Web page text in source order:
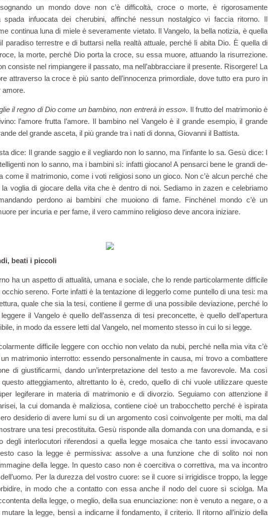
un mondo dove non c’è difficoltà, croce o morte, è rigorosamente
spada infuocata dei cherubini, affinché nessun nostalgico vi faccia ritorno. Il
continua luna di miele è severamente vietato. Il Vangelo, la bella notizia, è quella
paradiso terrestre e di buttarsi nella realtà attuale, perché lì abita Dio. È quella di
la morte, perché Dio porta la croce, su essa muore, attuando la risurrezione.
consiste nel rimpiangere il passato, ma nell’abbracciare il presente. Risorgere! La
at­traverso la croce è più santo dell’innocenza primordiale, dove tutto era puro in
amore.
il regno di Dio come un bambino, non entrerà in esso». Il frutto del matrimonio è
l’amore frutta l’amore. Il bambino nel Vangelo è il grande esempio, il grande
del grande asceta, il più grande tra i nati di donna, Giovanni il Battista.
dice: Il grande saggio e il vegliardo non lo sanno, ma l’infante lo sa. Gesù dice: I
non lo sanno, ma i bambini sì: infatti giocano! A pensarci bene le grandi de­
come il matrimonio, come i voti religiosi sono un gioco. Non c’è alcun perché che
voglia di giocare della vita che è dentro di noi. Sediamo in zazen e celebriamo
perdono ai bambini che muoiono di fame. Finchénel mondo c’è un
per incuria e per fame, il vero cammino religioso deve ancora iniziare.
beati i piccoli
ha un aspetto di attualità, umana e sociale, che lo rende particolarmente difficile
sereno. Forte infatti è la tentazione di leggerlo come puntello di una tesi: ma
quale che sia la tesi, contiene il germe di una possibile deviazione, perché lo
il Vangelo è quello dell’assenza di tesi preconcette, è quello dell’apertura
in modo da essere letti dal Vangelo, nel momento stesso in cui lo si legge.
difficile leggere con occhio non velato da nubi, perché nella mia vita c’è
un matrimonio in­terrotto: essendo personalmente in causa, mi trovo a combattere
di giustificarmi, dando un’interpretazione del testo a me favorevole. Ma così
atteggiamento, altret­tanto lo è, credo, quello di chi vuole utilizzare queste
legiferare in materia di matrimonio e di divorzio. Seguiamo con attenzione il
la cui domanda è maliziosa, con­tiene cioè un trabocchetto perché è ispirata
desi­derio di avere lumi su di un argomento così coinvolgente per molti, ma dal
una tesi precostituita. Gesù risponde alla domanda con una domanda, e si
degli interlocu­tori riferendosi a quella legge mosaica che tanto essi invocavano
caso la legge è permissiva: assolve a una funzione che di solito noi non
della legge. In questo caso non è coercitiva o correttiva, ma va incontro
Per la durezza del vostro cuore: se il cuore si irrigidisce troppo, la legge
in modo che a contatto con essa anche il nodo del cuore si sciolga. Ma
della legge, o meglio, della sua enunciazione: non è venuto a negare, o a
la legge, bensì a indicarne il fondamento, il criterio. Il ritorno all’inizio della